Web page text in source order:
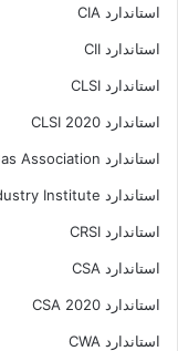
استاندارد CIA
استاندارد CII
استاندارد CLSI
استاندارد CLSI 2020
استاندارد Compressed Gas Association
استاندارد Construction Industry Institute
استاندارد CRSI
استاندارد CSA
استاندارد CSA 2020
استاندارد CWA